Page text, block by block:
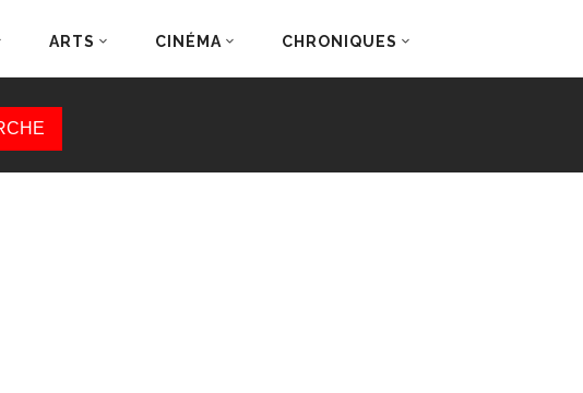
ARTS CINÉMA CHRONIQUES
DERNIERS ARTICLES